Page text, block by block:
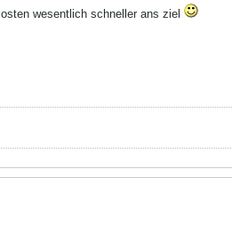
wesentlich schneller ans ziel